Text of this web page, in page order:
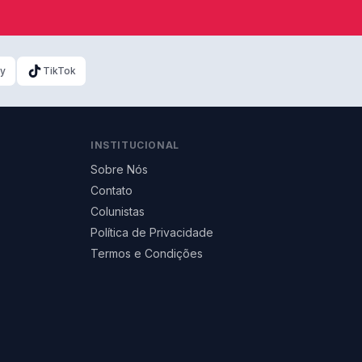
TikTok
INSTITUCIONAL
Sobre Nós
Contato
Colunistas
Política de Privacidade
Termos e Condições